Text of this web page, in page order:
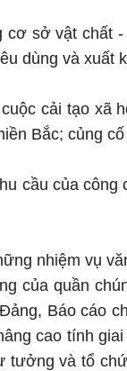
cơ sở vật chất
dùng và xuất
cải tạo xã
Bắc; củng
cầu của công
nhiệm vụ
của quần
Báo cáo
cao tính
tưởng và tổ